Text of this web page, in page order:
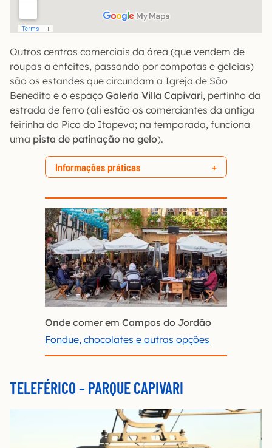
Outros centros comerciais da área (que vendem de
roupas a enfeites, passando por compotas e geleias)
são os estandes que circundam a Igreja de São
Benedito e o espaço Galeria Villa Capivari, pertinho da
estrada de ferro (ali estão os comerciantes da antiga
feirinha do Pico do Itapeva; na temporada, funciona
uma pista de patinação no gelo).
Informações práticas
Onde comer em Campos do Jordão
Fondue, chocolates e outras opções
TELEFÉRICO – PARQUE CAPIVARI